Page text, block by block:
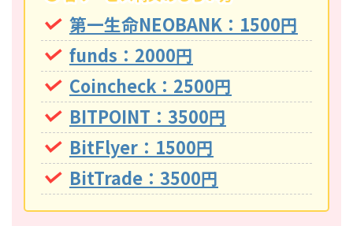
第一生命NEOBANK：1500円
funds：2000円
Coincheck：2500円
BITPOINT：3500円
BitFlyer：1500円
BitTrade：3500円